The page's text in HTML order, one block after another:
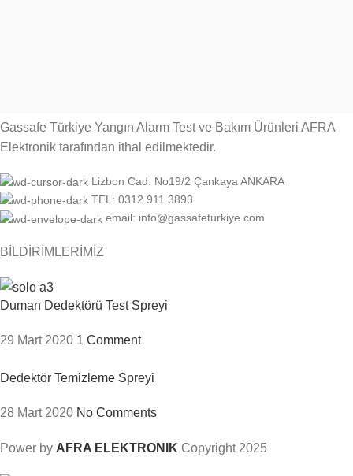
Gassafe Türkiye Yangın Alarm Test ve Bakım Ürünleri AFRA
Elektronik tarafından ithal edilmektedir.
Lizbon Cad. No19/2 Çankaya ANKARA
TEL: 0312 911 3893
email: info@gassafeturkiye.com
BİLDİRİMLERİMİZ
Duman Dedektörü Test Spreyi
29 Mart 2020 1 Comment
Dedektör Temizleme Spreyi
28 Mart 2020 No Comments
Power by AFRA ELEKTRONIK Copyright2025